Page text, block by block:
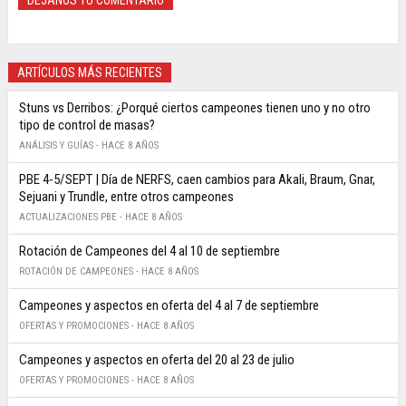
ARTÍCULOS MÁS RECIENTES
Stuns vs Derribos: ¿Porqué ciertos campeones tienen uno y no otro
tipo de control de masas?
ANÁLISIS Y GUÍAS - HACE 8 AÑOS
PBE 4-5/SEPT | Día de NERFS, caen cambios para Akali, Braum, Gnar,
Sejuani y Trundle, entre otros campeones
ACTUALIZACIONES PBE - HACE 8 AÑOS
Rotación de Campeones del 4 al 10 de septiembre
ROTACIÓN DE CAMPEONES - HACE 8 AÑOS
Campeones y aspectos en oferta del 4 al 7 de septiembre
OFERTAS Y PROMOCIONES - HACE 8 AÑOS
Campeones y aspectos en oferta del 20 al 23 de julio
OFERTAS Y PROMOCIONES - HACE 8 AÑOS